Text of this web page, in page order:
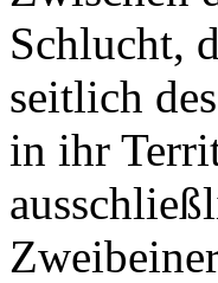
Schlucht,
seitlich
in ihr